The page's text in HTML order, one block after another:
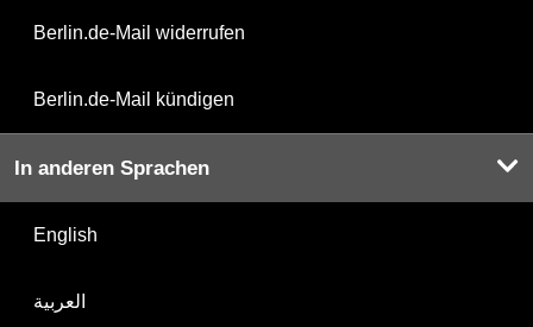
Berlin.de-Mail widerrufen
Berlin.de-Mail kündigen
In anderen Sprachen
English
العربية